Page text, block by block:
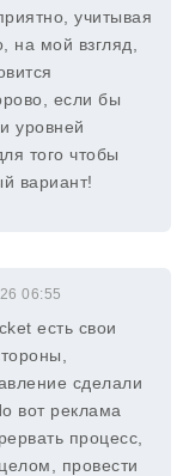
учитывая
мой взгляд,
если бы
уровней
того чтобы
вариант!
06:55
есть свои
сделали
вот реклама
процесс,
провести